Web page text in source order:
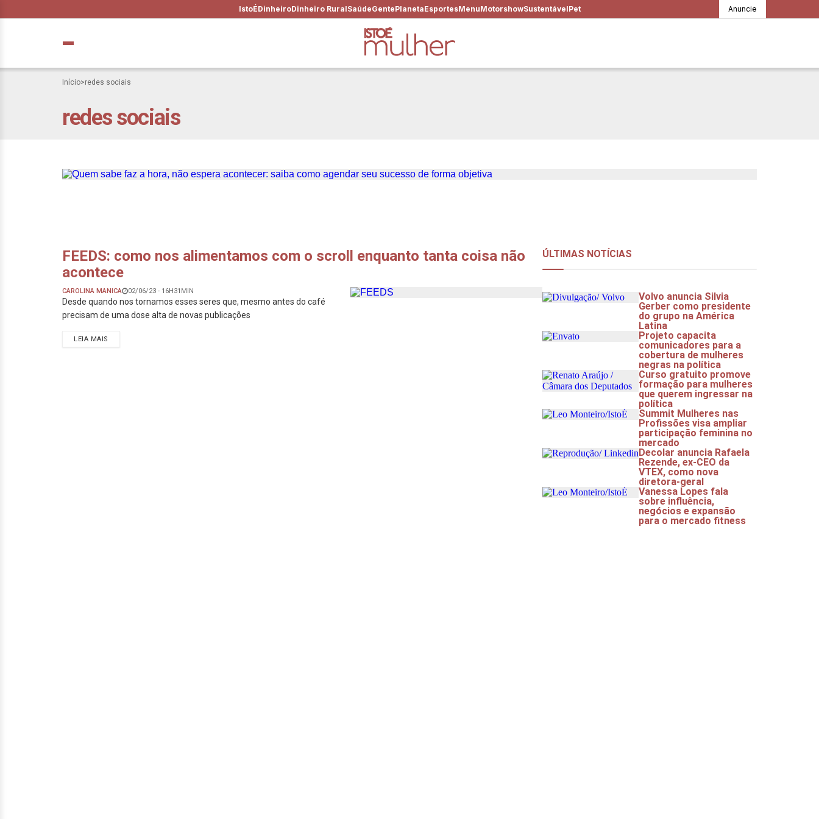
IstoÉDinheiroDinheiro RuralSaúdeGentePlanetaEsportesMenuMotorshowSustentávelPet Anuncie
Início>redes sociais
redes sociais
Quem sabe faz a hora, não espera acontecer: saiba como
FEEDS: como nos alimentamos com o scroll enquanto tanta coisa não
acontece
CAROLINA MANICA 02/06/23 - 16H31MIN
Desde quando nos tornamos esses seres que, mesmo antes do café
precisam de uma dose alta de novas publicações
LEIA MAIS